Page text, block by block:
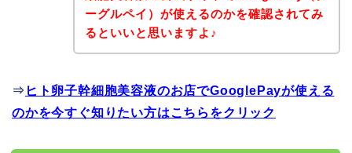
ーグルペイ）が使えるのかを確認されてみ
るといいと思いますよ♪
⇒ ヒト卵子幹細胞美容液のお店でGooglePayが使える
のかを今すぐ知りたい方はこちらをクリック